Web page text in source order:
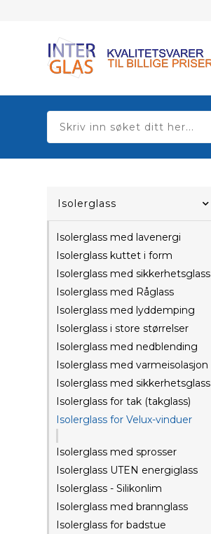
Isolerglass
Isolerglass med lavenergi
Isolerglass kuttet i form
Isolerglass med sikkerhetsglass
Isolerglass med Råglass
Isolerglass med lyddemping
Isolerglass i store størrelser
Isolerglass med nedblending
Isolerglass med varmeisolasjon
Isolerglass med sikkerhetsglass
Isolerglass for tak (takglass)
Isolerglass for Velux-vinduer
Isolerglass med sprosser
Isolerglass UTEN energiglass
Isolerglass - Silikonlim
Isolerglass med brannglass
Isolerglass for badstue